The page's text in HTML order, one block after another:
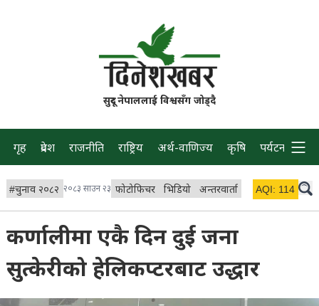
सुदूर नेपाललाई विश्वसँग जोड्दै
गृह प्रदेश राजनीति राष्ट्रिय अर्थ-वाणिज्य कृषि पर्यटन प्रवास
#चुनाव २०८२ २०८३ साउन २३ फोटोफिचर भिडियो अन्तरवार्ता विचार/ब्लग
AQI: 114
कर्णालीमा एकै दिन दुई जना
सुत्केरीको हेलिकप्टरबाट उद्धार